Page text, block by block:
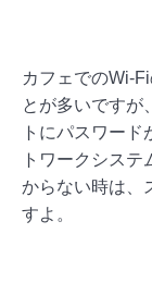
カフェでのWi-
とが多いですが
トにパスワー
トワークシス
からない時は、
すよ。